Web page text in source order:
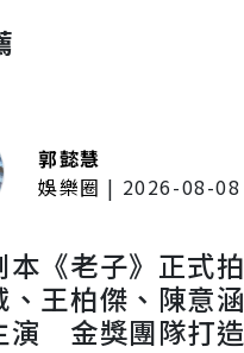
郭懿慧
娛樂圈 | 2026-08-
本《老子》正式
、王柏傑、陳意
演 金獎團隊打造